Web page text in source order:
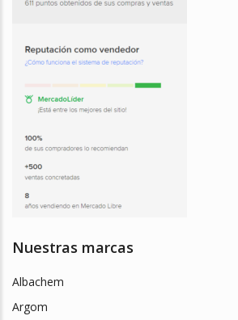
Nuestras marcas
Albachem
Argom